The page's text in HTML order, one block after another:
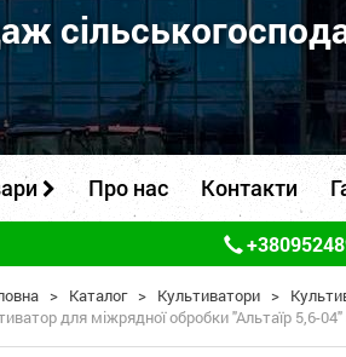
Про нас Контакти
> Каталог > Культиватори >
для міжрядної обробки "Альтаїр 5,6-